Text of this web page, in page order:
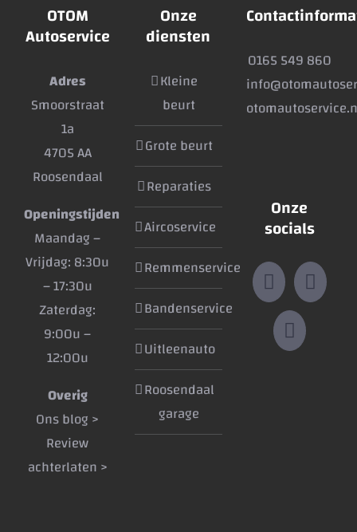
OTOM
Autoservice
Adres
Smoorstraat
1a
4705 AA
Roosendaal
Openingstijden
Maandag –
Vrijdag: 8:30u
– 17:30u
Zaterdag:
9:00u –
12:00u
Overig
Ons blog >
Review
achterlaten >
Onze
diensten
Kleine
beurt
Grote beurt
Reparaties
Aircoservice
Remmenservice
Bandenservice
Uitleenauto
Roosendaal
garage
0165 549 860
Onze
socials